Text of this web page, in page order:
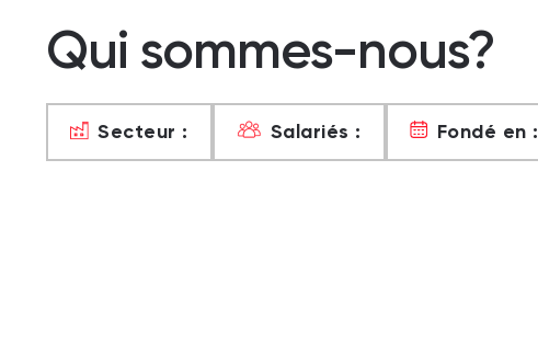
Qui sommes-nous?
Secteur : Salariés : Fondé en :